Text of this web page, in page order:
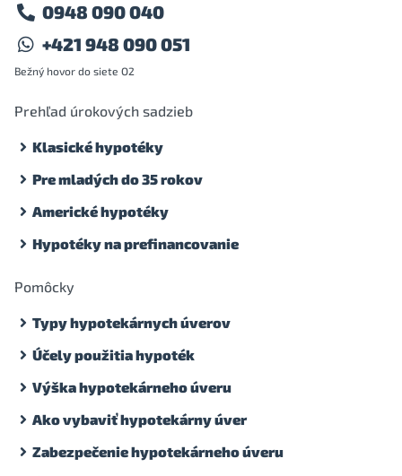
0948 090 040
+421 948 090 051
Bežný hovor do siete O2
Prehľad úrokových sadzieb
Klasické hypotéky
Pre mladých do 35 rokov
Americké hypotéky
Hypotéky na prefinancovanie
Pomôcky
Typy hypotekárnych úverov
Účely použitia hypoték
Výška hypotekárneho úveru
Ako vybaviť hypotekárny úver
Zabezpečenie hypotekárneho úveru